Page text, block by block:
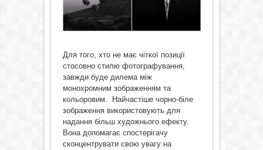
Для того, хто не має чіткої позиції
стосовно стилю фотографування,
завжди буде дилема між
монохромним зображенням та
кольоровим. Найчастіше чорно-біле
зображення використовують для
надання більш художнього ефекту.
Вона допомагає спостерігачу
сконцентрувати свою увагу на